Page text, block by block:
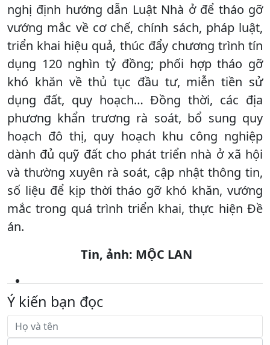
nghị định hướng dẫn Luật Nhà ở để tháo gỡ
vướng mắc về cơ chế, chính sách, pháp luật,
triển khai hiệu quả, thúc đẩy chương trình tín
dụng 120 nghìn tỷ đồng; phối hợp tháo gỡ
khó khăn về thủ tục đầu tư, miễn tiền sử
dụng đất, quy hoạch… Đồng thời, các địa
phương khẩn trương rà soát, bổ sung quy
hoạch đô thị, quy hoạch khu công nghiệp
dành đủ quỹ đất cho phát triển nhà ở xã hội
và thường xuyên rà soát, cập nhật thông tin,
số liệu để kịp thời tháo gỡ khó khăn, vướng
mắc trong quá trình triển khai, thực hiện Đề
án.
Tin, ảnh: MỘC LAN
Ý kiến bạn đọc